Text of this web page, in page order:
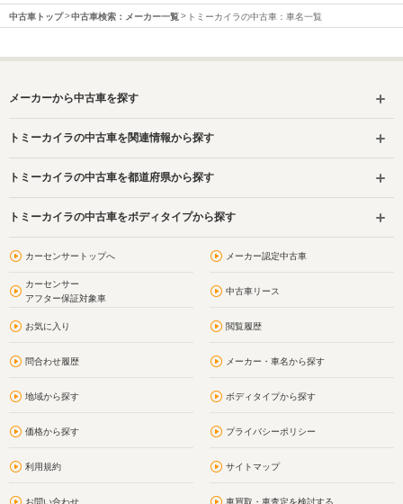
中古車トップ 中古車検索：メーカー一覧 トミーカイラの中古車：車名一覧
メーカーから中古車を探す
トミーカイラの中古車を関連情報から探す
トミーカイラの中古車を都道府県から探す
トミーカイラの中古車をボディタイプから探す
カーセンサートップへ メーカー認定中古車
カーセンサー
アフター保証対象車
中古車リース
お気に入り 閲覧履歴
問合わせ履歴 メーカー・車名から探す
地域から探す ボディタイプから探す
価格から探す プライバシーポリシー
利用規約 サイトマップ
お問い合わせ 車買取・車査定を検討する